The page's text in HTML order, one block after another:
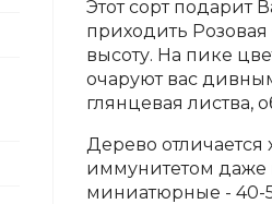
Этот сорт подарит
приходить Розовая
высоту. На пике
очаруют вас
глянцевая листва,
Дерево
иммунитетом даже
миниатюрные - 40-